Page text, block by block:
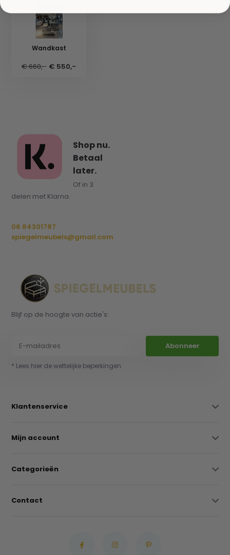
Wandkast
€ 660,- € 550,-
Shop nu.
Betaal
later.
Of in 3
delen met Klarna.
06 84301787
spiegelmeubels@gmail.com
Blijf op de hoogte van actie's:
Abonneer
* Lees hier de wettelijke beperkingen
Klantenservice
Mijn account
Categorieën
Contact